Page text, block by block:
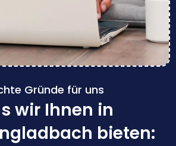
Gründe für uns
wir Ihnen in
bieten: